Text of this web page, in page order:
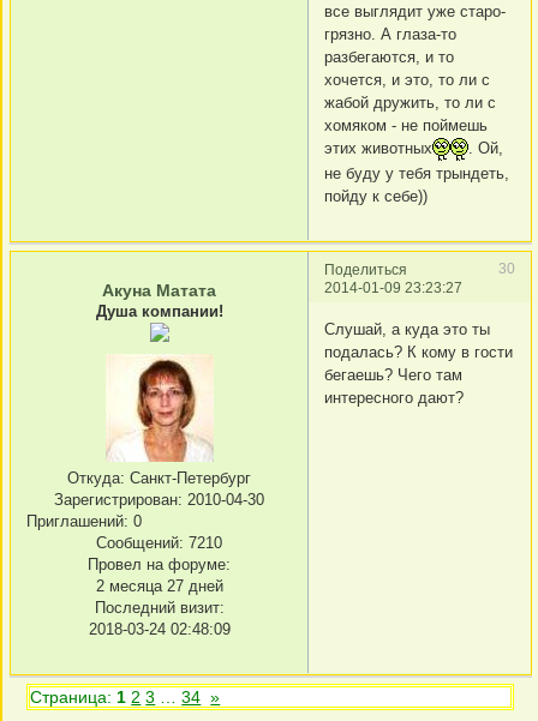
все выглядит уже старо-
грязно. А глаза-то
разбегаются, и то
хочется, и это, то ли с
жабой дружить, то ли с
хомяком - не поймешь
этих животных
. Ой,
не буду у тебя трындеть,
пойду к себе))
Поделиться
30
2014-01-09 23:23:27
Акуна Матата
Душа компании!
Откуда: Санкт-Петербург
Зарегистрирован: 2010-04-30
Приглашений: 0
Сообщений: 7210
Провел на форуме:
2 месяца 27 дней
Последний визит:
2018-03-24 02:48:09
Слушай, а куда это ты
подалась? К кому в гости
бегаешь? Чего там
интересного дают?
Страница:1 2 3 … 34 »